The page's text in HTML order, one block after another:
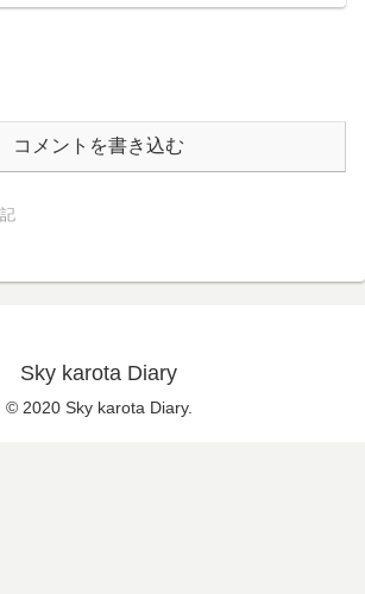
コメントを書き込む
Sky karota Diary
© 2020 Sky karota Diary.